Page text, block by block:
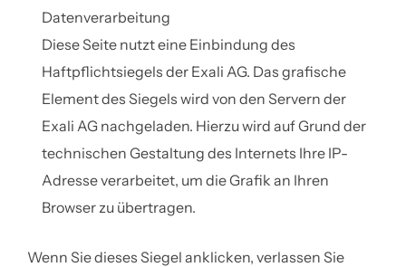
Datenverarbeitung
Diese Seite nutzt eine Einbindung des
Haftpflichtsiegels der Exali AG. Das grafische
Element des Siegels wird von den Servern der
Exali AG nachgeladen. Hierzu wird auf Grund der
technischen Gestaltung des Internets Ihre IP-
Adresse verarbeitet, um die Grafik an Ihren
Browser zu übertragen.
Wenn Sie dieses Siegel anklicken, verlassen Sie